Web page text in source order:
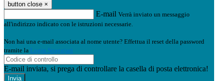
button close ×
E-mail Verrà inviato un messaggio
all'indirizzo indicato con le istruzioni necessarie.
Non hai una e-mail associata al nome utente? Effettua il reset della password
tramite la Login Spaggiari
E-mail inviata, si prega di controllare la casella di posta elettronica!